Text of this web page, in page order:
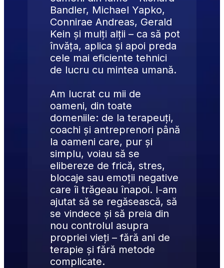
Bandler, Michael Yapko,
Connirae Andreas, Gerald
Kein și mulți alții – ca să pot
învăța, aplica și apoi preda
cele mai eficiente tehnici
de lucru cu mintea umană.
Am lucrat cu mii de
oameni, din toate
domeniile: de la terapeuți,
coachi și antreprenori până
la oameni care, pur și
simplu, voiau să se
elibereze de frică, stres,
blocaje sau emoții negative
care îi trăgeau înapoi. I-am
ajutat să se regăsească, să
se vindece și să preia din
nou controlul asupra
propriei vieți – fără ani de
terapie și fără metode
complicate.